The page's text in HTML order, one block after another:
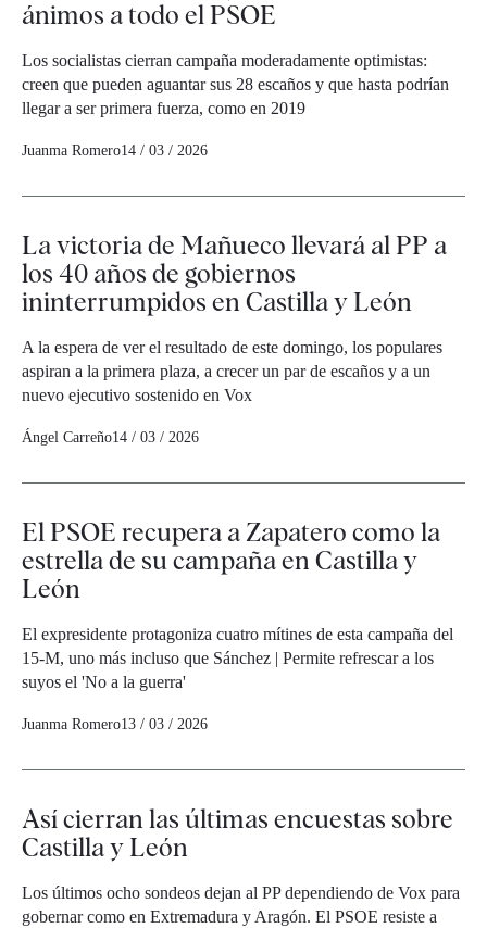
ánimos a todo el PSOE
Los socialistas cierran campaña moderadamente optimistas:
creen que pueden aguantar sus 28 escaños y que hasta podrían
llegar a ser primera fuerza, como en 2019
Juanma Romero14 / 03 / 2026
La victoria de Mañueco llevará al PP a
los 40 años de gobiernos
ininterrumpidos en Castilla y León
A la espera de ver el resultado de este domingo, los populares
aspiran a la primera plaza, a crecer un par de escaños y a un
nuevo ejecutivo sostenido en Vox
Ángel Carreño14 / 03 / 2026
El PSOE recupera a Zapatero como la
estrella de su campaña en Castilla y
León
El expresidente protagoniza cuatro mítines de esta campaña del
15-M, uno más incluso que Sánchez | Permite refrescar a los
suyos el 'No a la guerra'
Juanma Romero13 / 03 / 2026
Así cierran las últimas encuestas sobre
Castilla y León
Los últimos ocho sondeos dejan al PP dependiendo de Vox para
gobernar como en Extremadura y Aragón. El PSOE resiste a